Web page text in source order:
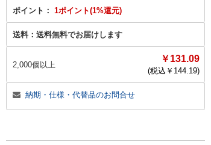
ポイント： 1ポイント(1%還元)
送料： 送料無料でお届けします
2,000個以上
￥131.09
(税込￥ 144.19)
納期・仕様・代替品のお問合せ